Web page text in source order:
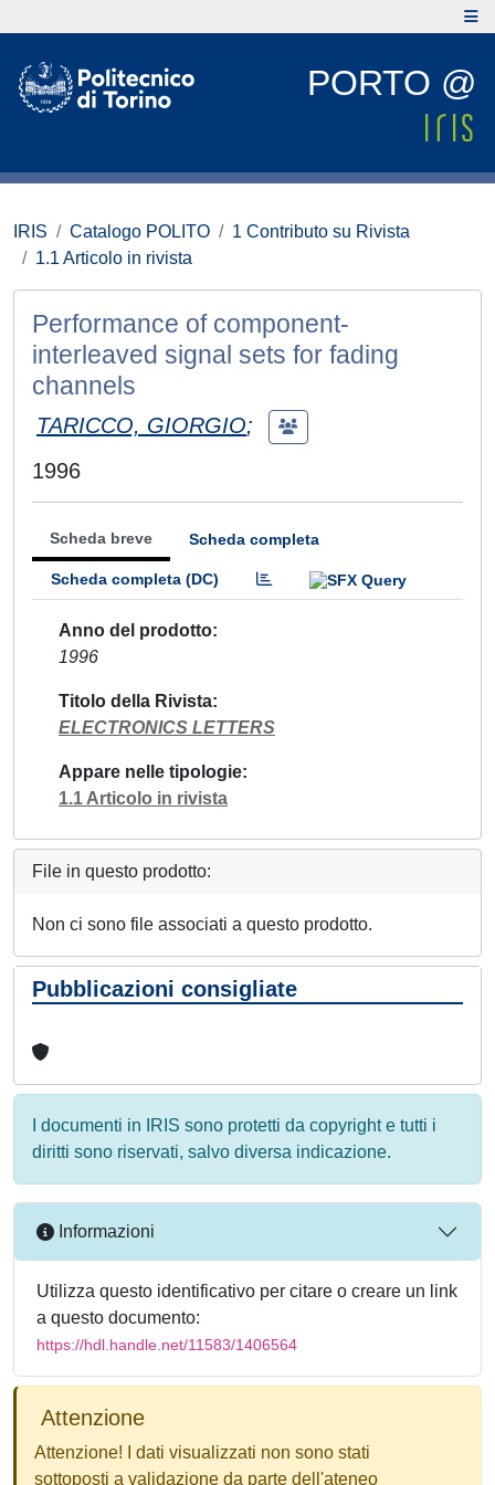
PORTO @
IRIS Catalogo POLITO
1 Contributo su Rivista
1.1 Articolo in rivista
Performance of component-
interleaved signal sets for fading
channels
TARICCO, GIORGIO;
1996
Scheda breve Scheda completa
Scheda completa (DC)
Anno del prodotto
1996
Titolo della Rivista
ELECTRONICS LETTERS
Appare nelle tipologie
1.1 Articolo in rivista
File in questo prodotto:
Non ci sono file associati a questo prodotto.
Pubblicazioni consigliate
I documenti in IRIS sono protetti da copyright e tutti i
diritti sono riservati, salvo diversa indicazione.
Informazioni
Utilizza questo identificativo per citare o creare un link
a questo documento:
https://hdl.handle.net/11583/1406564
Attenzione
Attenzione! I dati visualizzati non sono stati
sottoposti a validazione da parte dell'ateneo